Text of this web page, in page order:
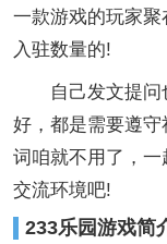
一款游戏的玩家
入驻数量的!
自己发文提问
好，都是需要遵
词咱就不用了，
交流环境吧!
233乐园游戏简